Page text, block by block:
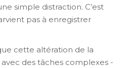
simple distraction. C’est
pas à enregistrer
cette altération de la
des tâches complexes -